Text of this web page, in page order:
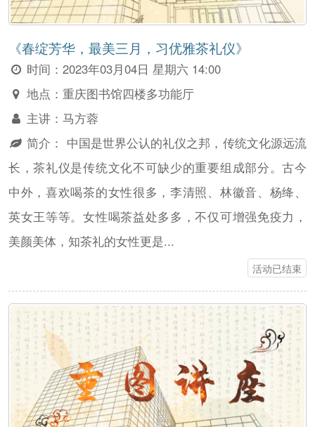
《春绽芳华，最美三月，习优雅茶礼仪》
时间：2023年03月04日 星期六 14:00
地点：重庆图书馆四楼多功能厅
主讲：马方蓉
简介： 中国是世界公认的礼仪之邦，传统文化源远流
长，茶礼仪是传统文化不可缺少的重要组成部分。古今
中外，喜欢喝茶的女性很多，李清照、林徽音、杨绛、
英女王等等。女性喝茶益处多多，不仅可增强免疫力，
美颜美体，知茶礼的女性更是...
活动已结束